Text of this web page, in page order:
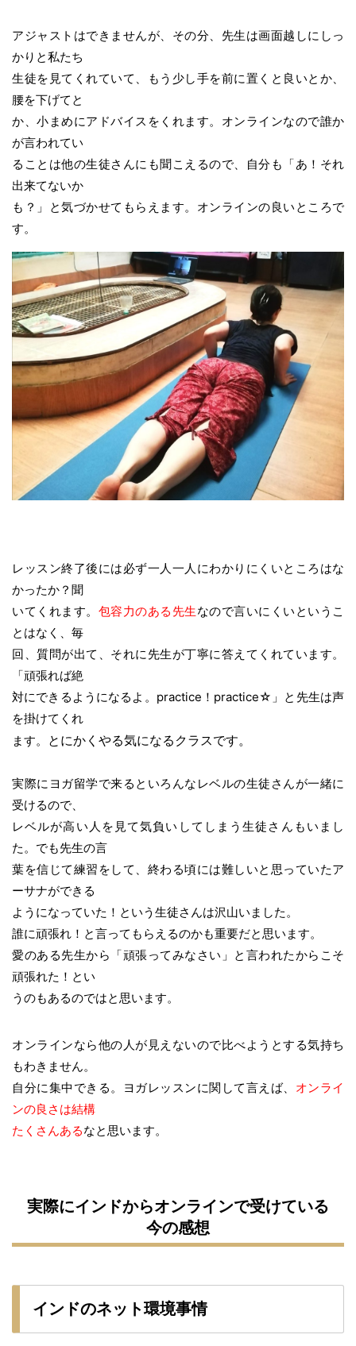
アジャストはできませんが、その分、先生は画面越しにしっ
かりと私たち
生徒を見てくれていて、もう少し手を前に置くと良いとか、
腰を下げてと
か、小まめにアドバイスをくれます。オンラインなので誰か
が言われてい
ることは他の生徒さんにも聞こえるので、自分も「あ！それ
出来てないか
も？」と気づかせてもらえます。オンラインの良いところで
す。
レッスン終了後には必ず一人一人にわかりにくいところはな
かったか？聞
いてくれます。 包容力のある先生なので言いにくいというこ
とはなく、毎
回、質問が出て、それに先生が丁寧に答えてくれています。
「頑張れば絶
対にできるようになるよ。practice！practice☆」と先生は声
を掛けてくれ
ます。
とにかくやる気になるクラスです。
実際にヨガ留学で来るといろんなレベルの生徒さんが一緒に
受けるので、
レベルが高い人を見て気負いしてしまう生徒さんもいまし
た。でも先生の言
葉を信じて練習をして、終わる頃には難しいと思っていたア
ーサナができる
ようになっていた！という生徒さんは沢山いました。
誰に頑張れ！と言ってもらえるのかも重要だと思います。
愛のある先生から「頑張ってみなさい」と言われたからこそ
頑張れた！とい
うのもあるのではと思います。
オンラインなら他の人が見えないので比べようとする気持ち
もわきません。
自分に集中できる。ヨガレッスンに関して言えば、 オンライ
ンの良さは結構
たくさんあるなと思います。
実際にインドからオンラインで受けている
今の感想
インドのネット環境事情